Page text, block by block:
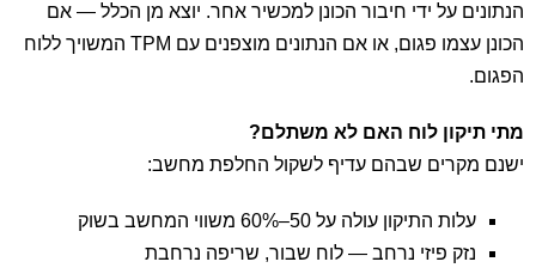
הנתונים על ידי חיבור הכונן למכשיר אחר. יוצא מן הכלל — אם
הכונן עצמו פגום, או אם הנתונים מוצפנים עם TPM המשויך ללוח
הפגום.
מתי תיקון לוח האם לא משתלם?
ישנם מקרים שבהם עדיף לשקול החלפת מחשב:
עלות התיקון עולה על 50–60% משווי המחשב בשוק
נזק פיזי נרחב — לוח שבור, שריפה נרחבת